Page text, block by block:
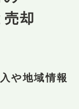
却
や地域情報